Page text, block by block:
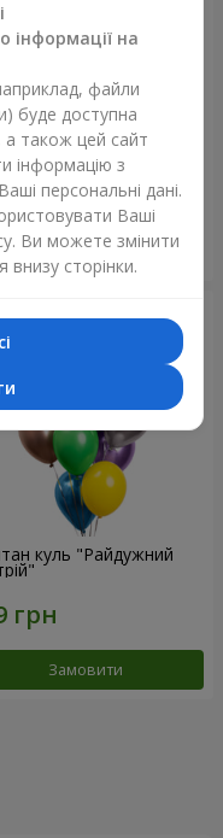
куль "Небо"
Замовити
куль "Райдужний
Замовити
інформації на
файли
буде доступна
а також цей сайт
інформацію з
персональні дані.
Ваші
Ви можете змінити
внизу сторінки.